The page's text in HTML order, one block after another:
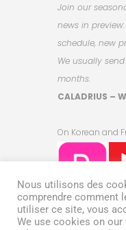
Join our
news in
schedule, new
We usually
months.
CALADRIUS –
On Korean and
Lezhin US:
Nous utilisons des
comprendre comment
utiliser ce site, vous
We use cookies on